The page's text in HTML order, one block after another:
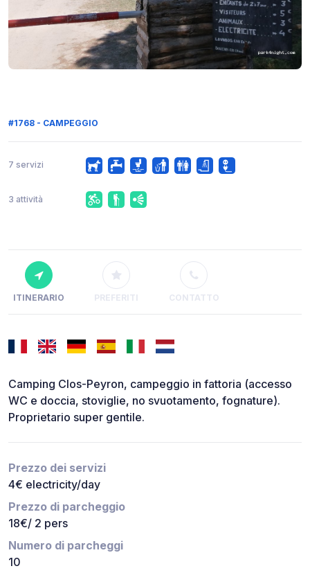
#1768 - CAMPEGGIO
7 servizi
3 attività
ITINERARIO PREFERITI CONTATTO
Camping Clos-Peyron, campeggio in fattoria (accesso
WC e doccia, stoviglie, no svuotamento, fognature).
Proprietario super gentile.
Prezzo dei servizi
4€ electricity/day
Prezzo di parcheggio
18€/ 2 pers
Numero di parcheggi
10